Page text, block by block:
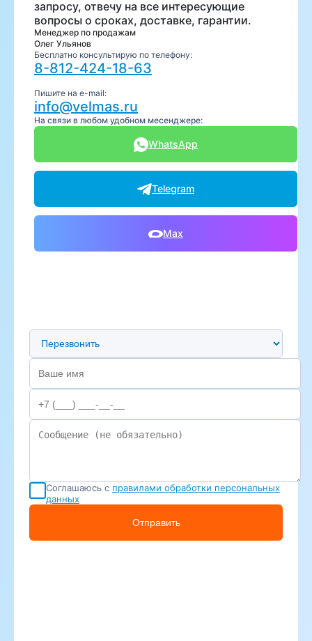
запросу, отвечу на все интересующие
вопросы о сроках, доставке, гарантии.
Менеджер по продажам
Олег Ульянов
Бесплатно консультирую по телефону:
8-812-424-18-63
Пишите на e-mail:
info@velmas.ru
На связи в любом удобном месенджере:
WhatsApp
Telegram
Max
Предпочтительный способ связи
Соглашаюсь с правилами обработки персональных
данных
Отправить